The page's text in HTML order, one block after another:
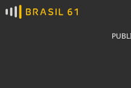
Ver todas as notícias